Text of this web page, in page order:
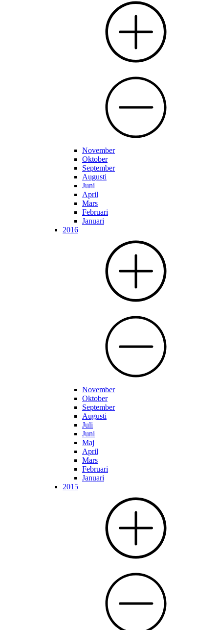
November
Oktober
September
Augusti
Juni
April
Mars
Februari
Januari
2016
November
Oktober
September
Augusti
Juli
Juni
Maj
April
Mars
Februari
Januari
2015